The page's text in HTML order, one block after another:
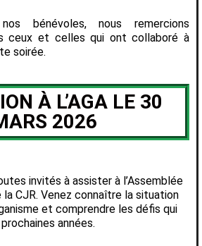
bénévoles, nous remercions
ceux et celles qui ont collaboré à
soirée.
À L’AGA LE 30
2026
invités à assister à l’Assemblée
la CJR. Venez connaître la situation
et comprendre les défis qui
années.